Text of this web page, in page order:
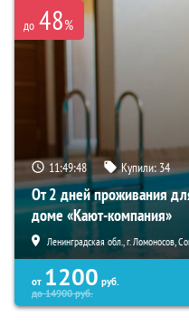
до 48%
11:49:46 Купили:34
От 2 дней проживания
доме «Кают-компания»
Ленинградская обл., г. Ломоносов,
от 1200 руб.
до14900руб.